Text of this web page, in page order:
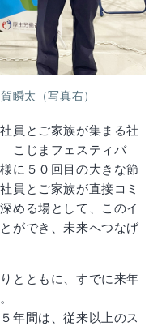
瞬太（写真右）
員とご家族が集まる社
こじまフェスティバ
に５０回目の大きな節
員とご家族が直接コミ
める場として、このイ
ができ、未来へつなげ
とともに、すでに来年
年間は、従来以上のス